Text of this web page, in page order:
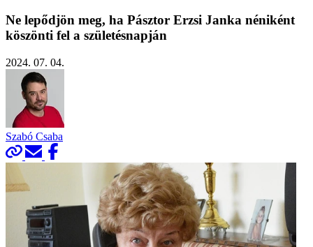
Ne lepődjön meg, ha Pásztor Erzsi Janka néniként
köszönti fel a születésnapján
2024. 07. 04.
Szabó Csaba